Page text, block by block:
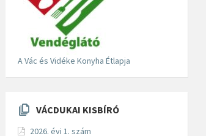
A Vác és Vidéke Konyha Étlapja
VÁCDUKAI KISBÍRÓ
2026. évi 1. szám